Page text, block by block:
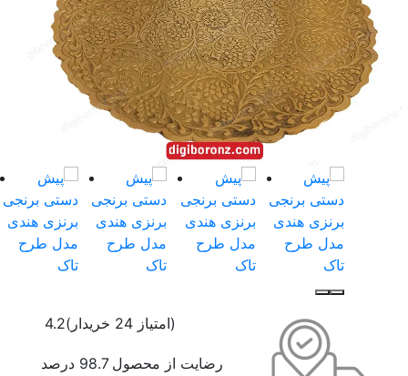
4.2 (امتیاز 24 خریدار)
رضایت از محصول 98.7 درصد